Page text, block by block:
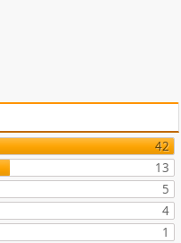
42
13
5
4
1